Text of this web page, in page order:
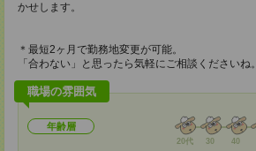
かせします。
＊最短2ヶ月で勤務地変更が可能。
「合わない」と思ったら気軽にご相談くださいね。
職場の雰囲気
年齢層
20代 30 40